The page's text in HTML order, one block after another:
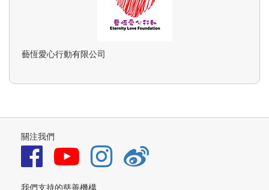
藝恆愛心行動有限公司
關注我們
我們支持的慈善機構